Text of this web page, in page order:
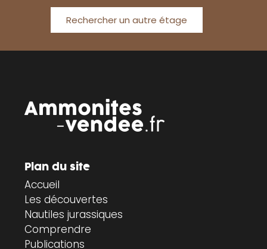
Rechercher un autre étage
Plan du site
Accueil
Les découvertes
Nautiles jurassiques
Comprendre
Publications